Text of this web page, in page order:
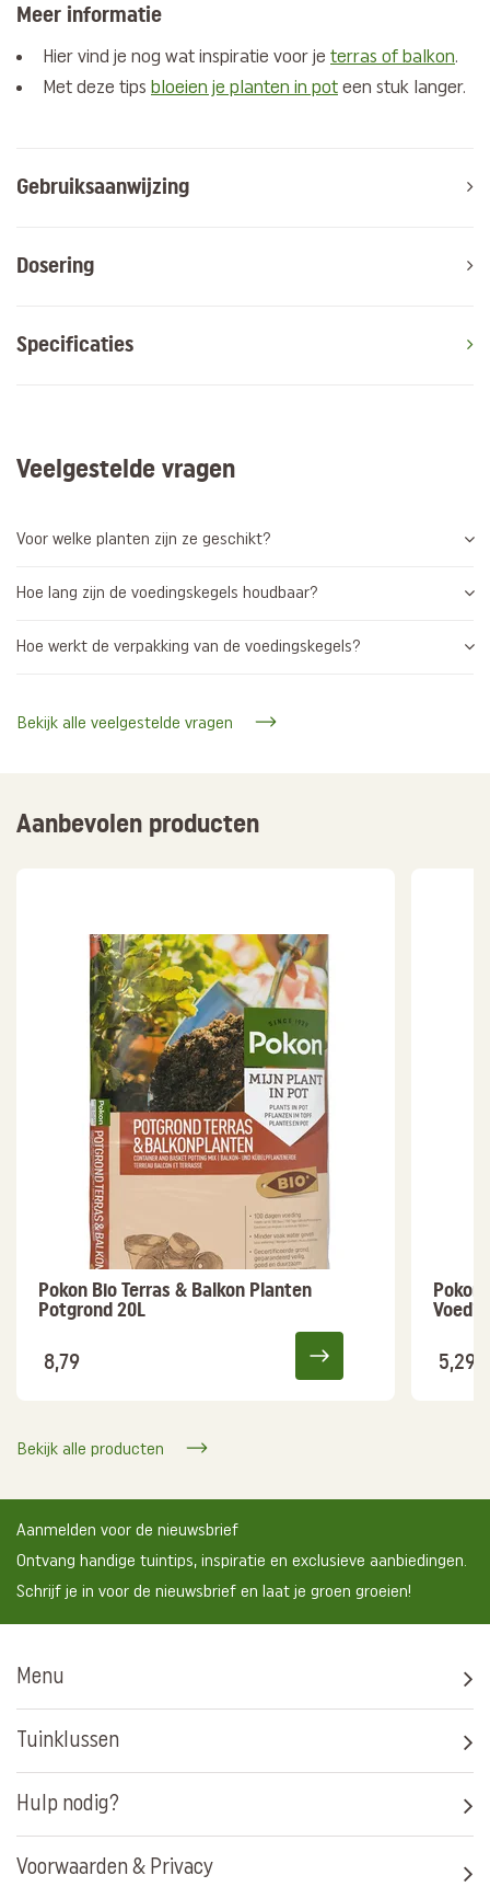
Meer informatie
Hier vind je nog wat inspiratie voor je terras of balkon.
Met deze tips bloeien je planten in pot een stuk langer.
Gebruiksaanwijzing
Dosering
Specificaties
Veelgestelde vragen
Voor welke planten zijn ze geschikt?
Hoe lang zijn de voedingskegels houdbaar?
Hoe werkt de verpakking van de voedingskegels?
Bekijk alle veelgestelde vragen
Aanbevolen producten
Pokon Bio Terras & Balkon Planten
Potgrond 20L
8,79
Pokon
5,29
Bekijk alle producten
Aanmelden voor de nieuwsbrief
Ontvang handige tuintips, inspiratie en exclusieve aanbiedingen.
Schrijf je in voor de nieuwsbrief en laat je groen groeien!
Menu
Tuinklussen
Hulp nodig?
Voorwaarden & Privacy